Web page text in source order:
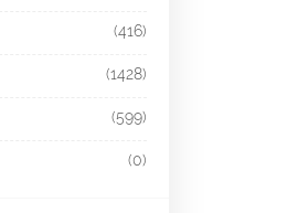
(416)
(1428)
(599)
(0)